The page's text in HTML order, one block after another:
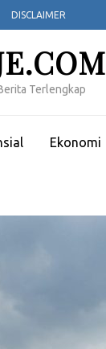
DISCLAIMER
Terlengkap
Ekonomi